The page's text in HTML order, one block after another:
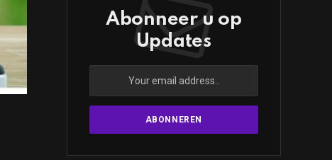
Abonneer u op
Updates